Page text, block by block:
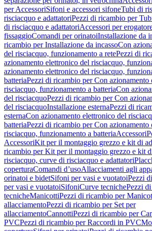
per AccessoriSifoni e accessori sifoneTubi di
risciacquo e adattatoriPezzi di ricambio per
di risciacquo e adattatoriAccessori per
fissaggioComandi per orinatoiInstallazione da
ricambio per Installazione da incassoCon
del risciacquo, funzionamento a retePezzi di
azionamento elettronico del risciacquo,
azionamento elettronico del risciacquo,
batteriaPezzi di ricambio per Con azionamento
risciacquo, funzionamento a batteriaCon
del risciacquoPezzi di ricambio per Con
del risciacquoInstallazione esternaPezzi di
esternaCon azionamento elettronico del
batteriaPezzi di ricambio per Con azionamento
risciacquo, funzionamento a batteriaAccessori
AccessoriKit per il montaggio grezzo e kit di
ricambio per Kit per il montaggio grezzo e kit
risciacquo, curve di risciacquo e adattatori
coperturaComandi d’usoAllacciamenti agli
orinatoi e bidetSifoni per vasi e vuotatoiPezzi
per vasi e vuotatoiSifoniCurve tecnichePezzi
tecnicheManicottiPezzi di ricambio per
allacciamentoPezzi di ricambio per Set per
allacciamentoCannottiPezzi di ricambio per
PVCPezzi di ricambio per Raccordi in PVC